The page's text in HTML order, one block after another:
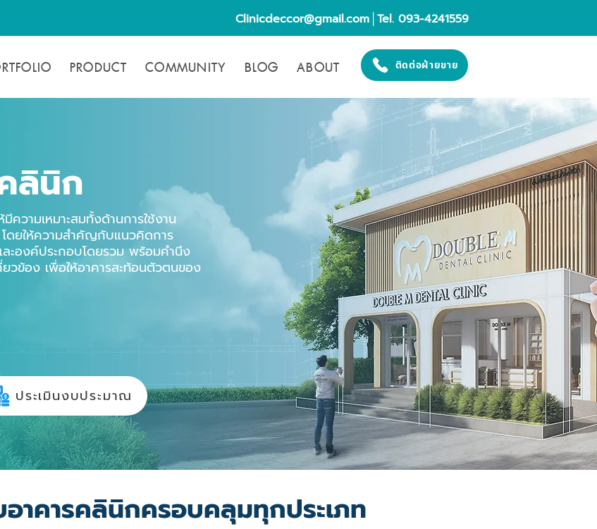
Clinicdeccor@gmail.com │Tel. 093-4241559
PRODUCT COMMUNITY BLOG ABOUT ติดต่อฝ่ายขาย
ลินิก
วามเหมาะสมทั้งด้านการใช้งาน
ดยให้ความสำคัญกับแนวคิดการ
องค์ประกอบโดยรวม พร้อมคำนึง
วข้อง เพื่อให้อาคารสะท้อนตัวตนของ
ประเมินงบประมาณ
าคารคลินิกครอบคลุมทุกประเภท